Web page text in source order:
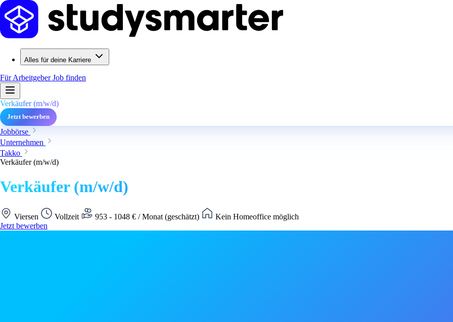
Alles für deine Karriere
Für ArbeitgeberJob finden
Verkäufer (m/w/d)
Jetzt bewerben
Jobbörse
Unternehmen
Takko
Verkäufer (m/w/d)
Verkäufer (m/w/d)
Viersen Vollzeit 953 - 1048 € / Monat (geschätzt)
Kein Homeoffice möglich
Jetzt bewerben